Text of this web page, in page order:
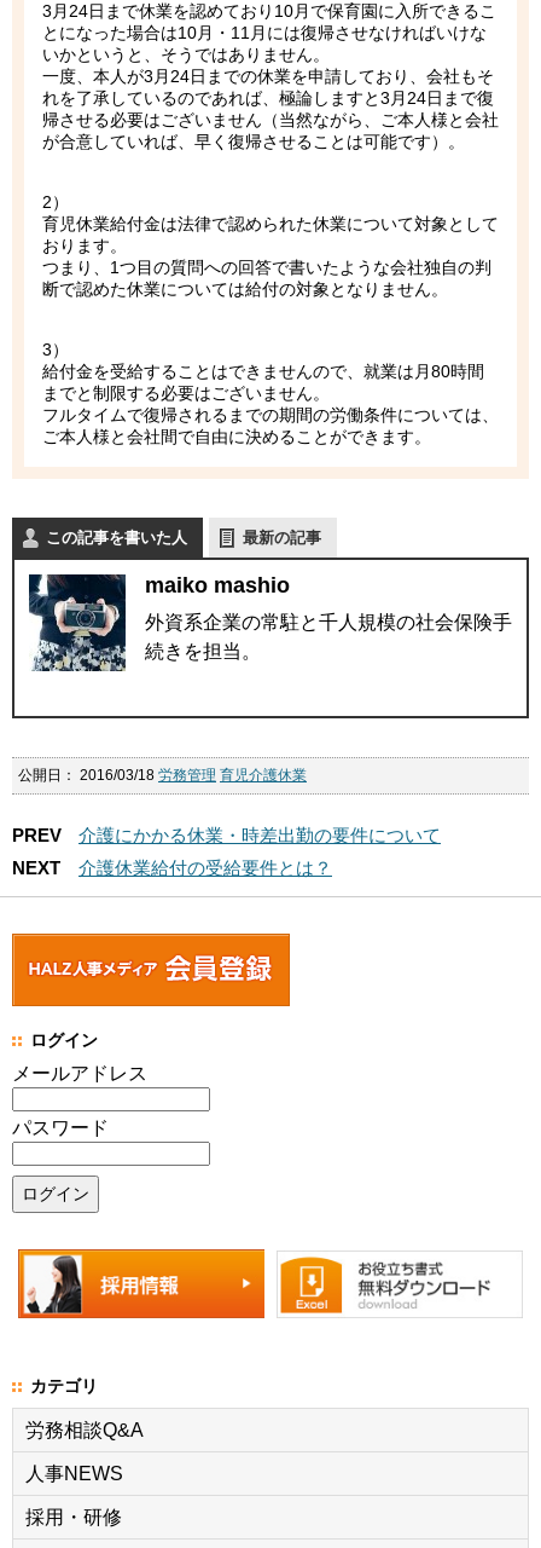
3月24日まで休業を認めており10月で保育園に入所できるこ
とになった場合は10月・11月には復帰させなければいけな
いかというと、そうではありません。
一度、本人が3月24日までの休業を申請しており、会社もそ
れを了承しているのであれば、極論しますと3月24日まで復
帰させる必要はございません（当然ながら、ご本人様と会社
が合意していれば、早く復帰させることは可能です）。
2）
育児休業給付金は法律で認められた休業について対象として
おります。
つまり、1つ目の質問への回答で書いたような会社独自の判
断で認めた休業については給付の対象となりません。
3）
給付金を受給することはできませんので、就業は月80時間
までと制限する必要はございません。
フルタイムで復帰されるまでの期間の労働条件については、
ご本人様と会社間で自由に決めることができます。
この記事を書いた人 最新の記事
maiko mashio
外資系企業の常駐と千人規模の社会保険手
続きを担当。
公開日： 2016/03/18 労務管理 育児介護休業
PREV
介護にかかる休業・時差出勤の要件について
NEXT
介護休業給付の受給要件とは？
ログイン
メールアドレス
パスワード
カテゴリ
労務相談Q&A
人事NEWS
採用・研修